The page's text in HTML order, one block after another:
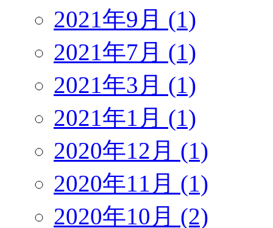
2021年9月 (1)
2021年7月 (1)
2021年3月 (1)
2021年1月 (1)
2020年12月 (1)
2020年11月 (1)
2020年10月 (2)